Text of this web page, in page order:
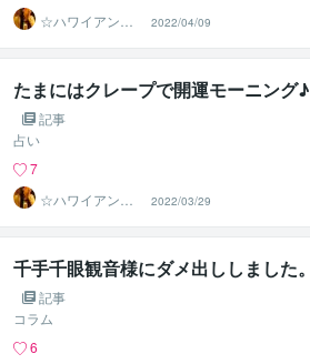
☆ハワイアンス
ピリチュル☆～
ハナイノウエ
2022/04/09
たまにはクレープで開運モーニング♪
記事
占い
7
☆ハワイアンス
ピリチュル☆～
ハナイノウエ
2022/03/29
千手千眼観音様にダメ出ししました。
記事
コラム
6